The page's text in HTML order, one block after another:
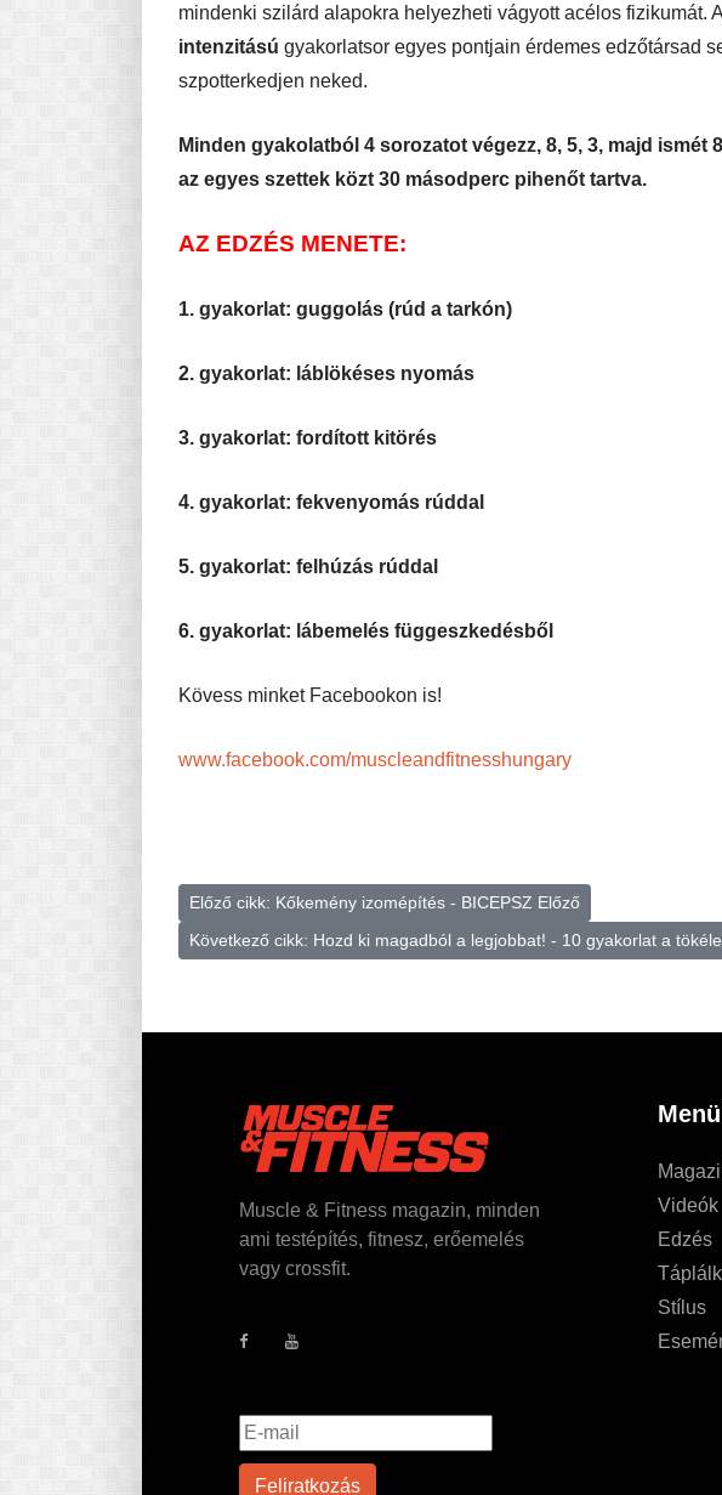
mindenki szilárd alapokra helyezheti vágyott acélos fizikumát. A
intenzitású gyakorlatsor egyes pontjain érdemes edzőtársad
szpotterkedjen neked.
Minden gyakolatból 4 sorozatot végezz, 8, 5, 3, majd ismét
az egyes szettek közt 30 másodperc pihenőt tartva.
AZ EDZÉS MENETE:
1. gyakorlat: guggolás (rúd a tarkón)
2. gyakorlat: láblökéses nyomás
3. gyakorlat: fordított kitörés
4. gyakorlat: fekvenyomás rúddal
5. gyakorlat: felhúzás rúddal
6. gyakorlat: lábemelés függeszkedésből
Kövess minket Facebookon is!
www.facebook.com/muscleandfitnesshungary
Előző cikk: Kőkemény izomépítés - BICEPSZ Előző
Következő cikk: Hozd ki magadból a legjobbat! - 10 gyakorlat a
Muscle & Fitness magazin, minden
ami testépítés, fitnesz, erőemelés
vagy crossfit.
Videók
Edzés
Stílus